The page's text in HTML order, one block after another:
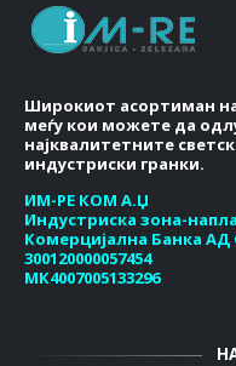
Широкиот асортиман
меѓу кои можете да
најквалитетните
индустриски гранки.
ИМ-РЕ КОМ А.Џ
Индустриска зона-
Комерцијална Банка АД
300120000057454
МК4007005133296